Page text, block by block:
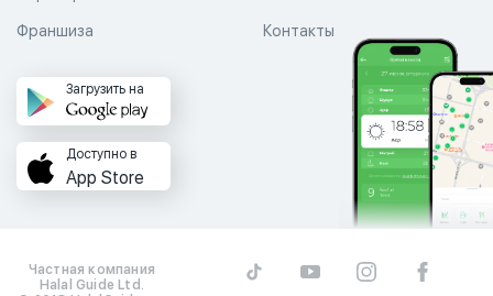
Контакты
Франшиза
Загрузить на
Доступно в
App Store
Частная компания
Halal Guide Ltd.